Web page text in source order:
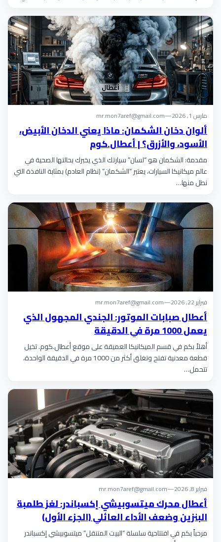
مارس 1, 2026 —
mr.mon7aref@gmail.com
ألوان دخان الشكمان: ماذا يعني الدخان الأبيض،
الأسود، والأزرق؟ | أعطال.كوم
مقدمة: الشكمان هو “لسان” سيارتك الذي يخبرك بحالتها الصحية في
عالم ميكانيكا السيارات، يعتبر “الشكمان” (نظام العادم) بمثابة النافذة التي
نطل منها…
فبراير 22, 2026 —
mr.mon7aref@gmail.com
أعطال صبابات الموتور: الجندي المجهول الذي
يعمل 1000 مرة في الدقيقة
أهلاً بكم في قسم الميكانيكا العميقة على موقع أعطال.كوم. تخيل
قطعة معدنية تفتح وتغلق أكثر من 1000 مرة في الدقيقة الواحدة،
تتحمل…
فبراير 8, 2026 —
mr.mon7aref@gmail.com
أعطال محرك ميتسوبيشي إكسباندر: لغز طلمبة
البنزين وضعف الأداء العائلي (الجزء الأول)
مرحباً بكم في افتتاحية سلسلة “البيت المتنقل” ميتسوبيشي إكسباندر